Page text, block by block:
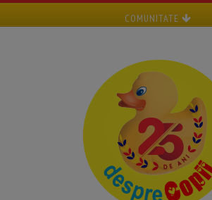
COMUNITATE